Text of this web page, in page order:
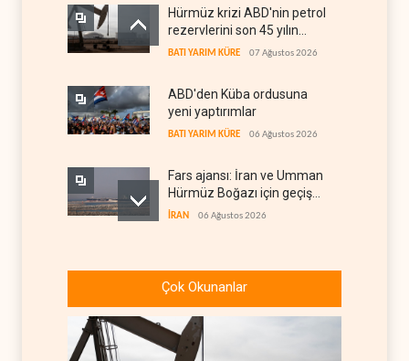
Hürmüz krizi ABD'nin petrol
rezervlerini son 45 yılın
dibine indirdi
BATI YARIM KÜRE 07 Ağustos 2026
ABD'den Küba ordusuna
yeni yaptırımlar
BATI YARIM KÜRE 06 Ağustos 2026
Fars ajansı: İran ve Umman
Hürmüz Boğazı için geçiş
koridorlarında anlaştı
İRAN 06 Ağustos 2026
ifşa edenleri tehdit etti
Demokratlar: Trump Batı
Şeria'da işgalci
Çok Okunanlar